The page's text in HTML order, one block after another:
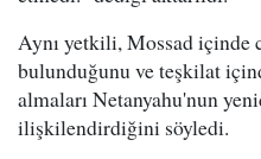
Aynı yetkili, Mossad
bulunduğunu ve teşkilat
almaları Netanyahu'nun
ilişkilendirdiğini söyledi.